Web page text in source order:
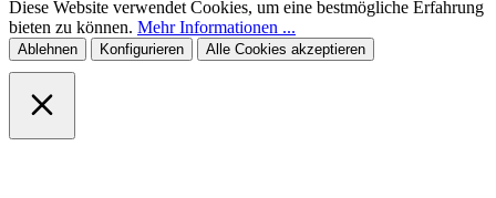
Diese Website verwendet Cookies, um eine bestmögliche Erfahrung
bieten zu können. Mehr Informationen ...
Ablehnen Konfigurieren Alle Cookies akzeptieren